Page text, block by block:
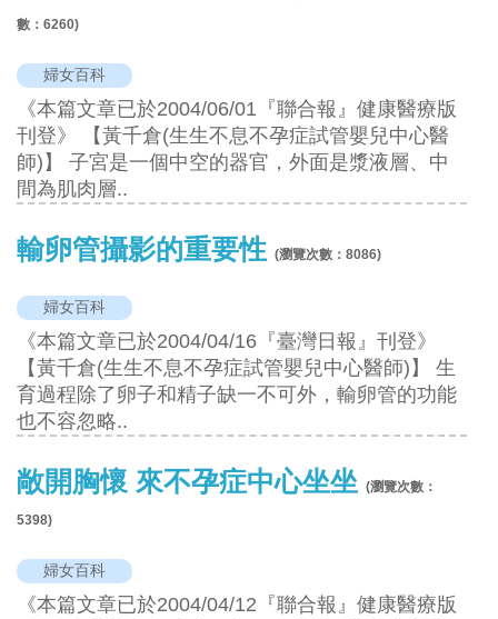
數：6260)
婦女百科
《本篇文章已於2004/06/01『聯合報』健康醫療版
刊登》 【黃千倉(生生不息不孕症試管嬰兒中心醫
師)】 子宮是一個中空的器官，外面是漿液層、中
間為肌肉層..
輸卵管攝影的重要性 (瀏覽次數：8086)
婦女百科
《本篇文章已於2004/04/16『臺灣日報』刊登》
【黃千倉(生生不息不孕症試管嬰兒中心醫師)】 生
育過程除了卵子和精子缺一不可外，輸卵管的功能
也不容忽略..
敞開胸懷 來不孕症中心坐坐(瀏覽次數：
5398)
婦女百科
《本篇文章已於2004/04/12『聯合報』健康醫療版